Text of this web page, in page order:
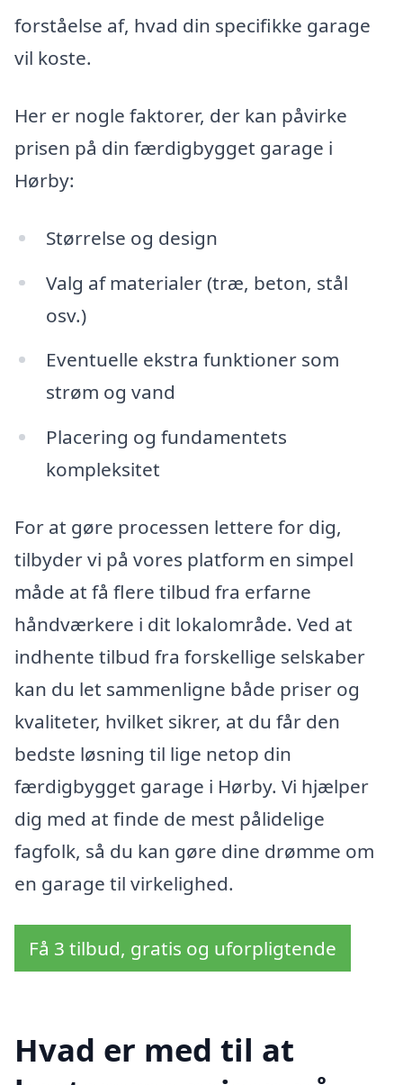
forståelse af, hvad din specifikke garage
vil koste.
Her er nogle faktorer, der kan påvirke
prisen på din færdigbygget garage i
Hørby:
Størrelse og design
Valg af materialer (træ, beton, stål
osv.)
Eventuelle ekstra funktioner som
strøm og vand
Placering og fundamentets
kompleksitet
For at gøre processen lettere for dig,
tilbyder vi på vores platform en simpel
måde at få flere tilbud fra erfarne
håndværkere i dit lokalområde. Ved at
indhente tilbud fra forskellige selskaber
kan du let sammenligne både priser og
kvaliteter, hvilket sikrer, at du får den
bedste løsning til lige netop din
færdigbygget garage i Hørby. Vi hjælper
dig med at finde de mest pålidelige
fagfolk, så du kan gøre dine drømme om
en garage til virkelighed.
Få 3 tilbud, gratis og uforpligtende
Hvad er med til at